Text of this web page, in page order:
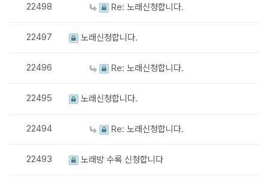
22498 Re: 노래신청합니다.
22497 노래신청합니다.
22496 Re: 노래신청합니다.
22495 노래신청합니다.
22494 Re: 노래신청합니다.
22493 노래방 수록 신청합니다